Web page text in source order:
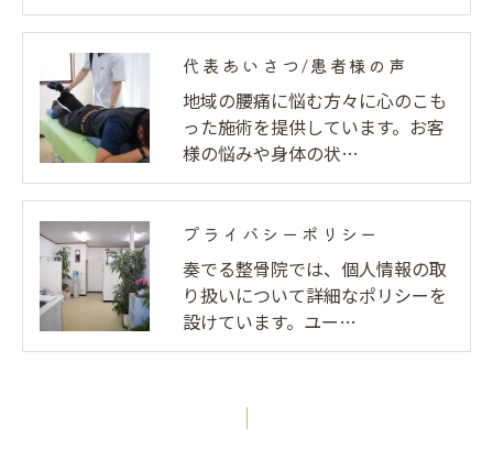
代表あいさつ/患者様の声
地域の腰痛に悩む方々に心のこも
った施術を提供しています。お客
様の悩みや身体の状…
プライバシーポリシー
奏でる整骨院では、個人情報の取
り扱いについて詳細なポリシーを
設けています。ユー…